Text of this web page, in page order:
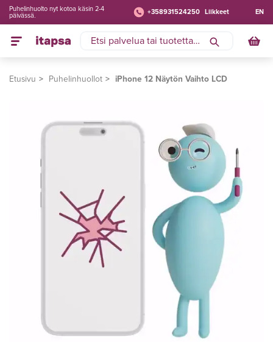
+358931524250 Liikkeet
Puhelinhuolto nyt kotoa käsin 2-4
päivässä.
EN
Etusivu Puhelinhuollot iPhone 12 Näytön Vaihto LCD